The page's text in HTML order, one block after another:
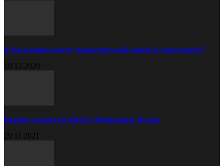
В чём разница между диагностической картой и техосмотром?
19.12.2020
Прицеп самосвал КАМАЗ в Набережных Челнах
29.11.2021